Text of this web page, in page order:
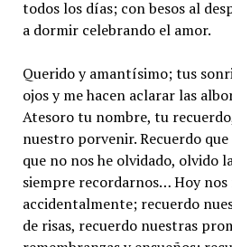
todos los días; con besos al
a dormir celebrando el amor.
Querido y amantísimo; tus
ojos y me hacen aclarar las
Atesoro tu nombre, tu
nuestro porvenir. Recuerdo
que no nos he olvidado, olvido
siempre recordarnos… Hoy nos
accidentalmente; recuerdo
de risas, recuerdo nuestras